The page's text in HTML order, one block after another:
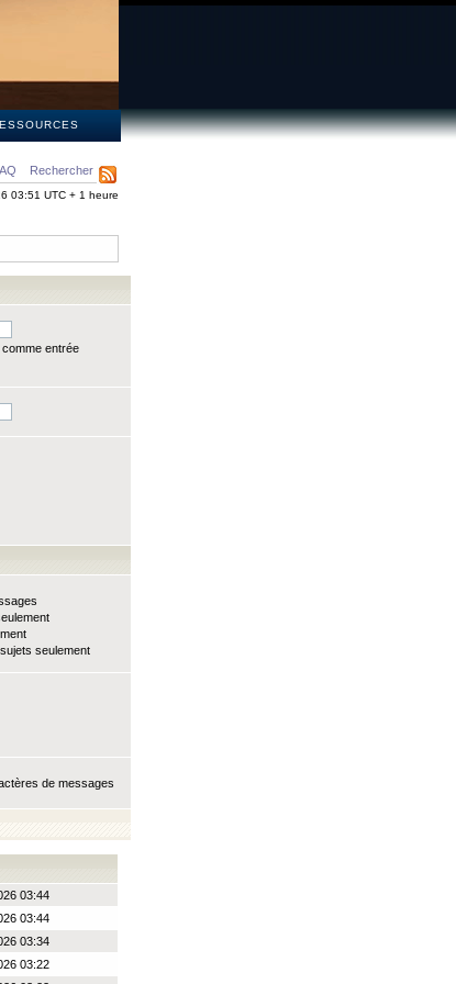
Rechercher
03:51 UTC + 1 heure
entrée
seulement
de messages
03:44
03:44
03:34
03:22